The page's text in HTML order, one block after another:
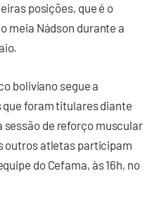
posições, que é o
meia Nádson durante a
boliviano segue a
foram titulares diante
sessão de reforço muscular
outros atletas participam
do Cefama, às 16h, no